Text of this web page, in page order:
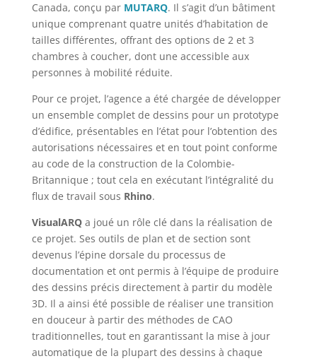
Canada, conçu par MUTARQ. Il s’agit d’un bâtiment
unique comprenant quatre unités d’habitation de
tailles différentes, offrant des options de 2 et 3
chambres à coucher, dont une accessible aux
personnes à mobilité réduite.
Pour ce projet, l’agence a été chargée de développer
un ensemble complet de dessins pour un prototype
d’édifice, présentables en l’état pour l’obtention des
autorisations nécessaires et en tout point conforme
au code de la construction de la Colombie-
Britannique ; tout cela en exécutant l’intégralité du
flux de travail sous Rhino.
VisualARQa joué un rôle clé dans la réalisation de
ce projet. Ses outils de plan et de section sont
devenus l’épine dorsale du processus de
documentation et ont permis à l’équipe de produire
des dessins précis directement à partir du modèle
3D. Il a ainsi été possible de réaliser une transition
en douceur à partir des méthodes de CAO
traditionnelles, tout en garantissant la mise à jour
automatique de la plupart des dessins à chaque